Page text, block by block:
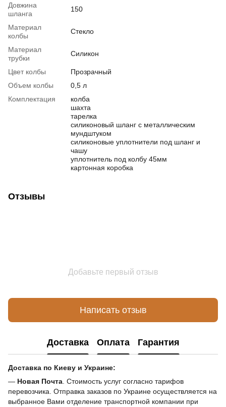
Довжина
шланга
150
Материал
колбы
Стекло
Материал
трубки
Силикон
Цвет колбы
Прозрачный
Объем колбы
0,5 л
Комплектация
колба
шахта
тарелка
силиконовый шланг с металлическим
мундштуком
силиконовые уплотнители под шланг и
чашу
уплотнитель под колбу 45мм
картонная коробка
Отзывы
Добавьте первый отзыв
Написать отзыв
Доставка Оплата Гарантия
Доставка по Киеву и Украине:
— Новая Почта. Стоимость услуг согласно тарифов
перевозчика. Отправка заказов по Украине осуществляется на
выбранное Вами отделение транспортной компании при